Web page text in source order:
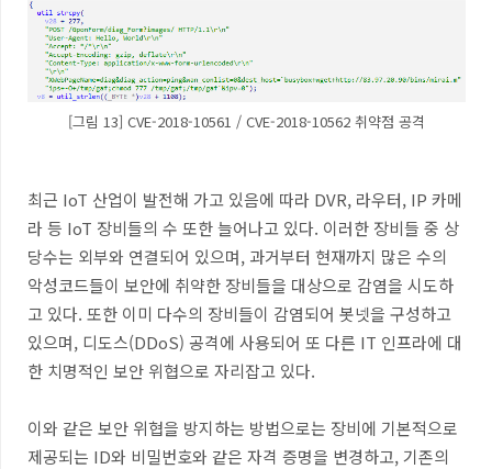
[그림 13] CVE-2018-10561 / CVE-2018-10562 취약점 공격
최근 IoT 산업이 발전해 가고 있음에 따라 DVR, 라우터, IP 카메
라 등 IoT 장비들의 수 또한 늘어나고 있다. 이러한 장비들 중 상
당수는 외부와 연결되어 있으며, 과거부터 현재까지 많은 수의
악성코드들이 보안에 취약한 장비들을 대상으로 감염을 시도하
고 있다. 또한 이미 다수의 장비들이 감염되어 봇넷을 구성하고
있으며, 디도스(DDoS) 공격에 사용되어 또 다른 IT 인프라에 대
한 치명적인 보안 위협으로 자리잡고 있다.
이와 같은 보안 위협을 방지하는 방법으로는 장비에 기본적으로
제공되는 ID와 비밀번호와 같은 자격 증명을 변경하고,기존의